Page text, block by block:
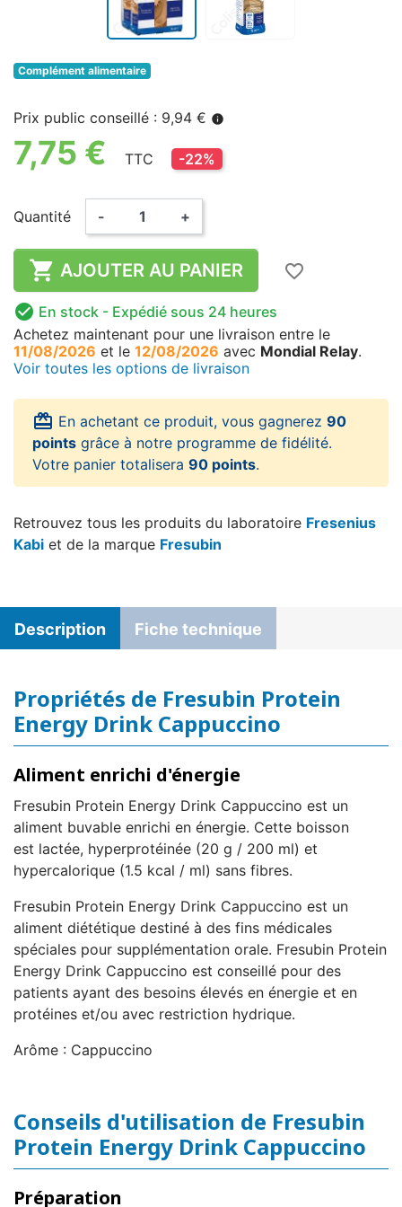
Complément alimentaire
Prix public conseillé : 9,94 € info
7,75 € TTC -22%
Quantité - +
 AJOUTER AU PANIER
favorite_border
 En stock - Expédié sous 24 heures
Achetez maintenant pour une livraison entre le
11/08/2026 et le 12/08/2026 avec Mondial Relay.
Voir toutes les options de livraison
card_giftcard En achetant ce produit, vous gagnerez 90
points grâce à notre programme de fidélité.
Votre panier totalisera 90 points.
Retrouvez tous les produits du laboratoire Fresenius
Kabi et de la marque Fresubin
Description Fiche technique
Propriétés de Fresubin Protein
Energy Drink Cappuccino
Aliment enrichi d'énergie
Fresubin Protein Energy Drink Cappuccino est un
aliment buvable enrichi en énergie. Cette boisson
est lactée, hyperprotéinée (20 g / 200 ml) et
hypercalorique (1.5 kcal / ml) sans fibres.
Fresubin Protein Energy Drink Cappuccino est un
aliment diététique destiné à des fins médicales
spéciales pour supplémentation orale. Fresubin Protein
Energy Drink Cappuccino est conseillé pour des
patients ayant des besoins élevés en énergie et en
protéines et/ou avec restriction hydrique.
Arôme : Cappuccino
Conseils d'utilisation de Fresubin
Protein Energy Drink Cappuccino
Préparation